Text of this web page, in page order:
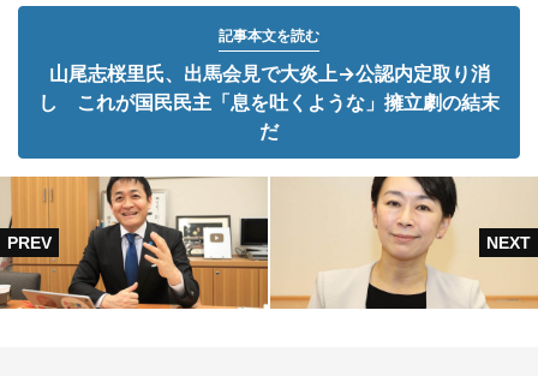
記事本文を読む
山尾志桜里氏、出馬会見で大炎上→公認内定取り消
し これが国民民主「息を吐くような」擁立劇の結末
だ